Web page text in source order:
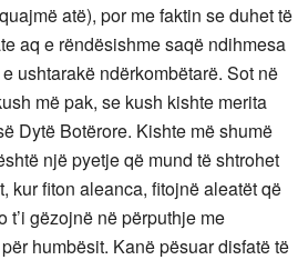
atë), por me faktin se duhet të
aq e rëndësishme saqë ndihmesa
ushtarakë ndërkombëtarë. Sot në
më pak, se kush kishte merita
Dytë Botërore. Kishte më shumë
një pyetje që mund të shtrohet
kur fiton aleanca, fitojnë aleatët që
t’i gëzojnë në përputhje me
humbësit. Kanë pësuar disfatë të